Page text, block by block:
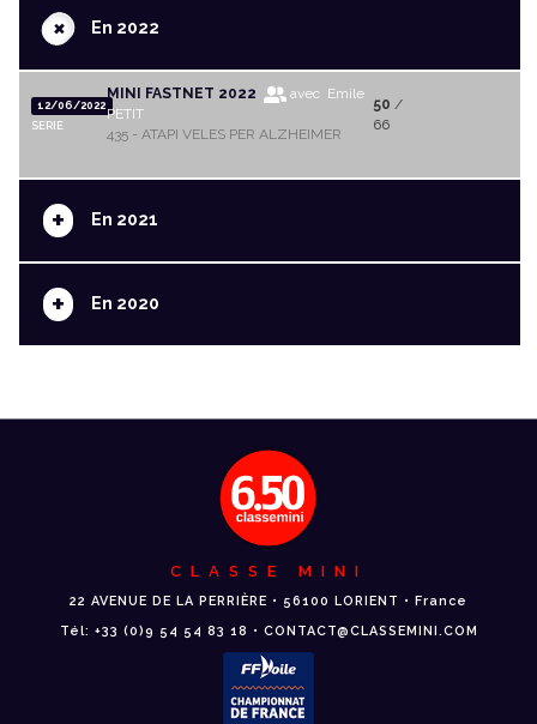
+En 2022
12/06/2022
SERIE
MINI FASTNET 2022
avec Emile
PETIT
435 - ATAPI VELES PER ALZHEIMER
50 /
66
+ En 2021
+ En 2020
CLASSE MINI
22 AVENUE DE LA PERRIÈRE • 56100 LORIENT • France
Tél: +33 (0)9 54 54 83 18 • CONTACT@CLASSEMINI.COM